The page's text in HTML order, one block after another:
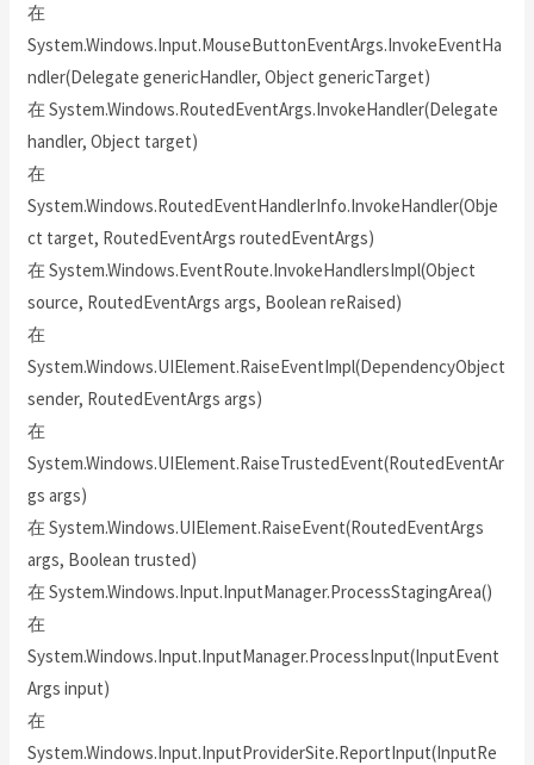
在
System.Windows.Input.MouseButtonEventArgs.InvokeEventHa
ndler(Delegate genericHandler, Object genericTarget)
在 System.Windows.RoutedEventArgs.InvokeHandler(Delegate
handler, Object target)
在
System.Windows.RoutedEventHandlerInfo.InvokeHandler(Obje
ct target, RoutedEventArgs routedEventArgs)
在 System.Windows.EventRoute.InvokeHandlersImpl(Object
source, RoutedEventArgs args, Boolean reRaised)
在
System.Windows.UIElement.RaiseEventImpl(DependencyObject
sender, RoutedEventArgs args)
在
System.Windows.UIElement.RaiseTrustedEvent(RoutedEventAr
gs args)
在 System.Windows.UIElement.RaiseEvent(RoutedEventArgs
args, Boolean trusted)
在 System.Windows.Input.InputManager.ProcessStagingArea()
在
System.Windows.Input.InputManager.ProcessInput(InputEvent
Args input)
在
System.Windows.Input.InputProviderSite.ReportInput(InputRe